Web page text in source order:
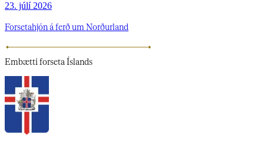
23. júlí 2026
Forsetahjón á ferð um Norðurland
Embætti forseta Íslands